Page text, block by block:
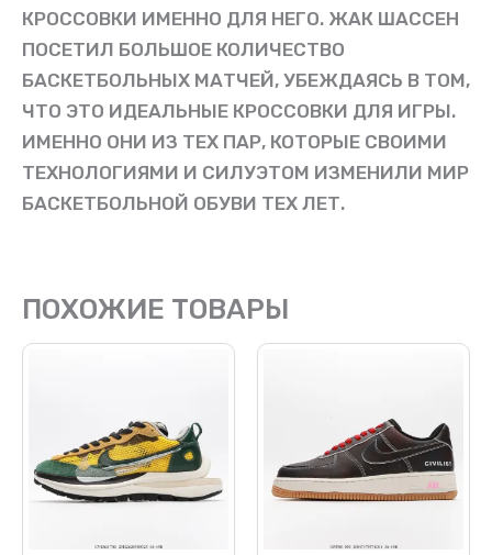
КРОССОВКИ ИМЕННО ДЛЯ НЕГО. ЖАК ШАССЕН
ПОСЕТИЛ БОЛЬШОЕ КОЛИЧЕСТВО
БАСКЕТБОЛЬНЫХ МАТЧЕЙ, УБЕЖДАЯСЬ В ТОМ,
ЧТО ЭТО ИДЕАЛЬНЫЕ КРОССОВКИ ДЛЯ ИГРЫ.
ИМЕННО ОНИ ИЗ ТЕХ ПАР, КОТОРЫЕ СВОИМИ
ТЕХНОЛОГИЯМИ И СИЛУЭТОМ ИЗМЕНИЛИ МИР
БАСКЕТБОЛЬНОЙ ОБУВИ ТЕХ ЛЕТ.
ПОХОЖИЕ ТОВАРЫ